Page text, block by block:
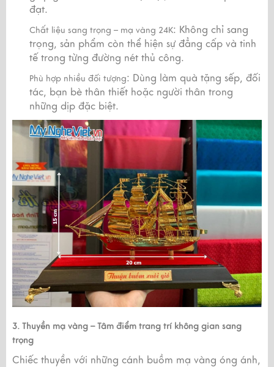
đạt.
Chất liệu sang trọng – mạ vàng 24K: Không chỉ sang
trọng, sản phẩm còn thể hiện sự đẳng cấp và tinh
tế trong từng đường nét thủ công.
Phù hợp nhiều đối tượng: Dùng làm quà tặng sếp, đối
tác, bạn bè thân thiết hoặc người thân trong
những dịp đặc biệt.
3. Thuyền mạ vàng – Tâm điểm trang trí không gian sang
trọng
Chiếc thuyền với những cánh buồm mạ vàng óng ánh,